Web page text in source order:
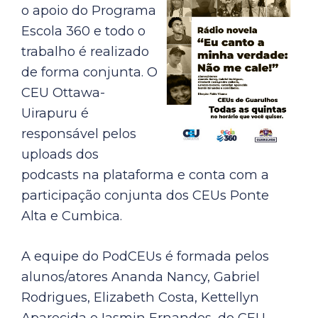
o apoio do Programa
Escola 360 e todo o
trabalho é realizado
de forma conjunta. O
CEU Ottawa-
Uirapuru é
responsável pelos
uploads dos
podcasts na plataforma e conta com a
participação conjunta dos CEUs Ponte
Alta e Cumbica.
A equipe do PodCEUs é formada pelos
alunos/atores Ananda Nancy, Gabriel
Rodrigues, Elizabeth Costa, Kettellyn